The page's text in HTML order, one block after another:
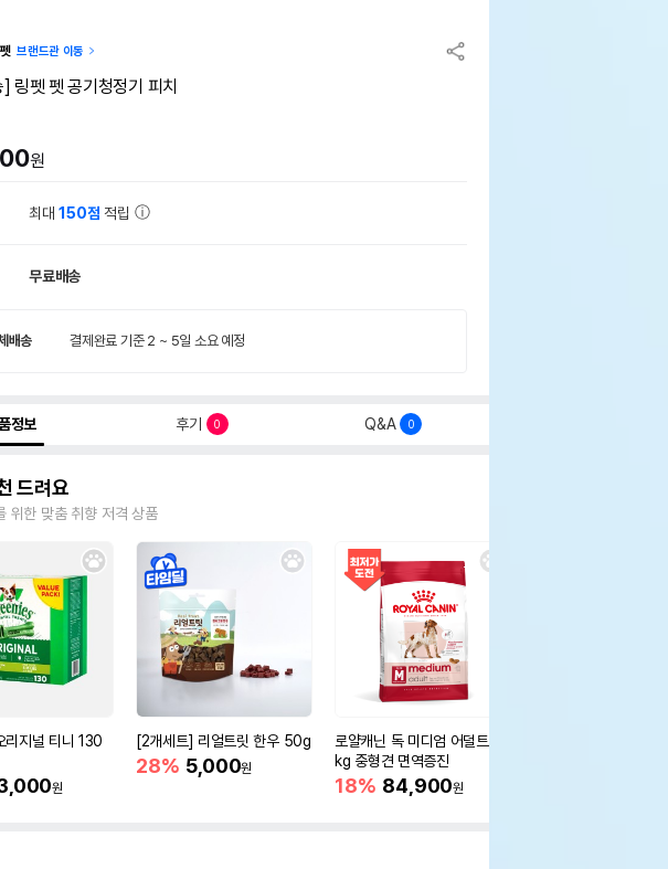
브랜드관 이동
링펫 펫 공기청정기 피치
원
최대150점 적립
무료배송
배송 결제완료 기준 2 ~ 5일 소요 예정
정보 후기 0 Q&A 0
드려요
위한 맞춤 취향 저격 상품
리지널 티니 130
원
[2개세트] 리얼트릿 한우 50g
28% 5,000원
로얄캐닌 독 미디엄 어덜트 10
kg 중형견 면역증진
18% 84,900원